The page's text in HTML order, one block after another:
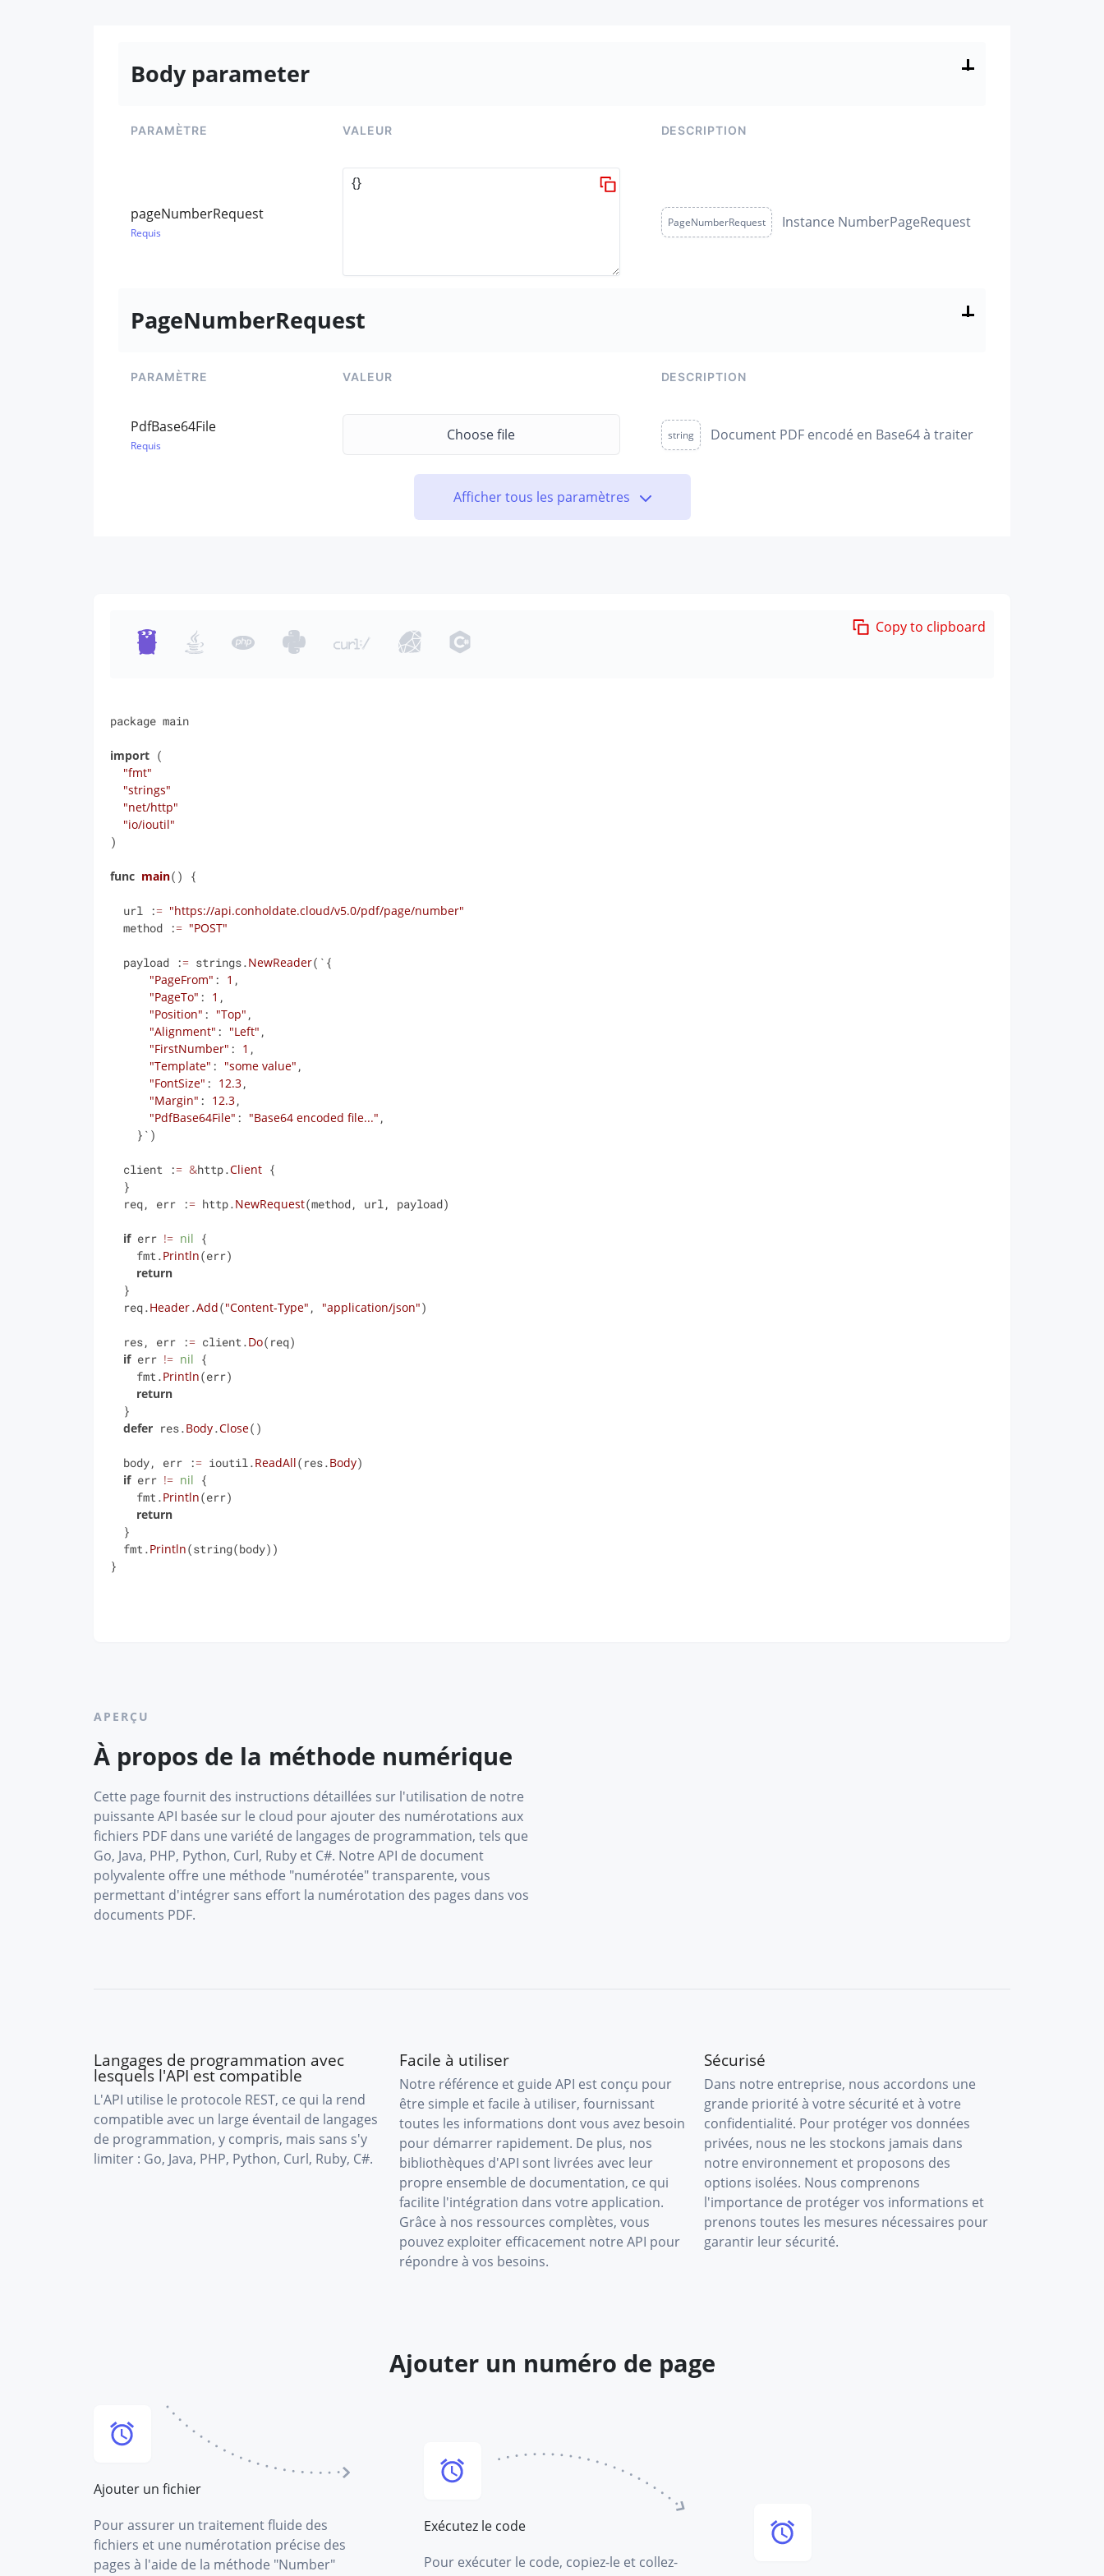
Body parameter
PARAMÈTRE VALEUR DESCRIPTION
pageNumberRequest
Requis
PageNumberRequest Instance NumberPageRequest
PageNumberRequest
PARAMÈTRE VALEUR DESCRIPTION
PdfBase64File
Requis
Choose file string Document PDF encodé en Base64 à traiter
Afficher tous les paramètres
Copy to clipboard
package main
import (
"fmt"
"strings"
"net/http"
"io/ioutil"
)
func main() {
  url :
= "https://api.conholdate.cloud/v5.0/pdf/page/number"
  method :
= "POST"
  payload :
= strings.NewReader(`{
"PageFrom" : 1 ,
"PageTo" : 1 ,
"Position" : "Top" ,
"Alignment" : "Left" ,
"FirstNumber" : 1 ,
"Template" : "some value" ,
"FontSize" : 12.3,
"Margin" : 12.3,
"PdfBase64File" : "Base64 encoded file..." ,
  client :
= &http.Client {
  req, err :
= http.NewRequest(method, url, payload)
if err != nil {
    fmt.
Println(err)
return
  req.
Header.Add("Content-Type" , "application/json")
  res, err :
= client.Do(req)
if err != nil {
    fmt.
Println(err)
return
defer res.Body.Close()
  body, err :
= ioutil.ReadAll(res.Body)
if err != nil {
    fmt.
Println(err)
return
  fmt.
Println(string(body))
}
APERÇU
À propos de la méthode numérique
Cette page fournit des instructions détaillées sur l'utilisation de notre
puissante API basée sur le cloud pour ajouter des numérotations aux
fichiers PDF dans une variété de langages de programmation, tels que
Go, Java, PHP, Python, Curl, Ruby et C#. Notre API de document
polyvalente offre une méthode "numérotée" transparente, vous
permettant d'intégrer sans effort la numérotation des pages dans vos
documents PDF.
Langages de programmation avec
lesquels l'API est compatible
L'API utilise le protocole REST, ce qui la rend
compatible avec un large éventail de langages
de programmation, y compris, mais sans s'y
limiter : Go, Java, PHP, Python, Curl, Ruby, C#.
Facile à utiliser
Notre référence et guide API est conçu pour
être simple et facile à utiliser, fournissant
toutes les informations dont vous avez besoin
pour démarrer rapidement. De plus, nos
bibliothèques d'API sont livrées avec leur
propre ensemble de documentation, ce qui
facilite l'intégration dans votre application.
Grâce à nos ressources complètes, vous
pouvez exploiter efficacement notre API pour
répondre à vos besoins.
Sécurisé
Dans notre entreprise, nous accordons une
grande priorité à votre sécurité et à votre
confidentialité. Pour protéger vos données
privées, nous ne les stockons jamais dans
notre environnement et proposons des
options isolées. Nous comprenons
l'importance de protéger vos informations et
prenons toutes les mesures nécessaires pour
garantir leur sécurité.
Ajouter un numéro de page
Ajouter un fichier
Pour assurer un traitement fluide des
fichiers et une numérotation précise des
pages à l'aide de la méthode "Number"
Exécutez le code
Pour exécuter le code, copiez-le et collez-